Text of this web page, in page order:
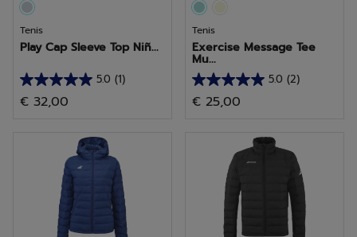
Tenis
Play Cap Sleeve Top Niñ...
5.0 (1)
5.0
de
reseña
€ 32,00
Tenis
Exercise Message Tee
Mu...
5.0 (2)
5.0
de
estrellas.
reseñas
€ 25,00